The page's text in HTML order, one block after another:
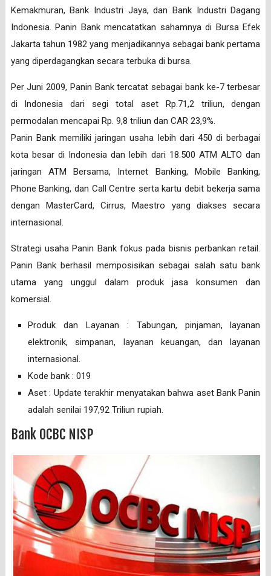
Kemakmuran, Bank Industri Jaya, dan Bank Industri Dagang
Indonesia. Panin Bank mencatatkan sahamnya di Bursa Efek
Jakarta tahun 1982 yang menjadikannya sebagai bank pertama
yang diperdagangkan secara terbuka di bursa.
Per Juni 2009, Panin Bank tercatat sebagai bank ke-7 terbesar
di Indonesia dari segi total aset Rp.71,2 triliun, dengan
permodalan mencapai Rp. 9,8 triliun dan CAR 23,9%.
Panin Bank memiliki jaringan usaha lebih dari 450 di berbagai
kota besar di Indonesia dan lebih dari 18.500 ATM ALTO dan
jaringan ATM Bersama, Internet Banking, Mobile Banking,
Phone Banking, dan Call Centre serta kartu debit bekerja sama
dengan MasterCard, Cirrus, Maestro yang diakses secara
internasional.
Strategi usaha Panin Bank fokus pada bisnis perbankan retail.
Panin Bank berhasil memposisikan sebagai salah satu bank
utama yang unggul dalam produk jasa konsumen dan
komersial.
Produk dan Layanan : Tabungan, pinjaman, layanan
elektronik, simpanan, layanan keuangan, dan layanan
internasional.
Kode bank : 019
Aset : Update terakhir menyatakan bahwa aset Bank Panin
adalah senilai 197,92 Triliun rupiah.
Bank OCBC NISP